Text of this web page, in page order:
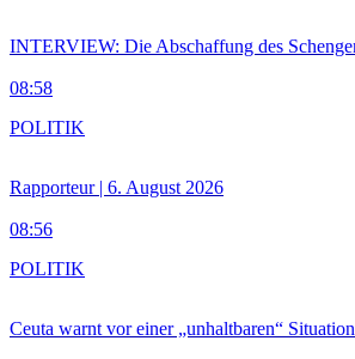
INTERVIEW: Die Abschaffung des
08:58
Rapporteur | 6. August 2026
08:56
POLITIK
Ceuta warnt vor einer „unhaltbaren“
POLITIK